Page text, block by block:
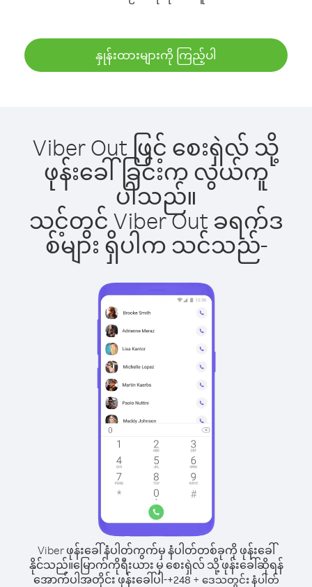
နှုန်းထားများကို ကြည့်ပါ
Viber Out ဖြင့် စေးရှဲလ် သို့
ဖုန်းခေါ်ခြင်းက လွယ်ကူ
ပါသည်။
သင့်တွင် Viber Out ခရက်ဒ
စ်များ ရှိပါက သင်သည်-
Viber ဖုန်းခေါ်နံပါတ်ကွက်မှ နံပါတ်တစ်ခုကို ဖုန်းခေါ်
နိုင်သည်။မြောက်ကိုရီးယား မှ စေးရှဲလ် သို့ ဖုန်းခေါ်ဆိုရန်
အောက်ပါအတိုင်း ဖုန်းခေါ်ပါ-+248 + ဒေသတွင်း နံပါတ်